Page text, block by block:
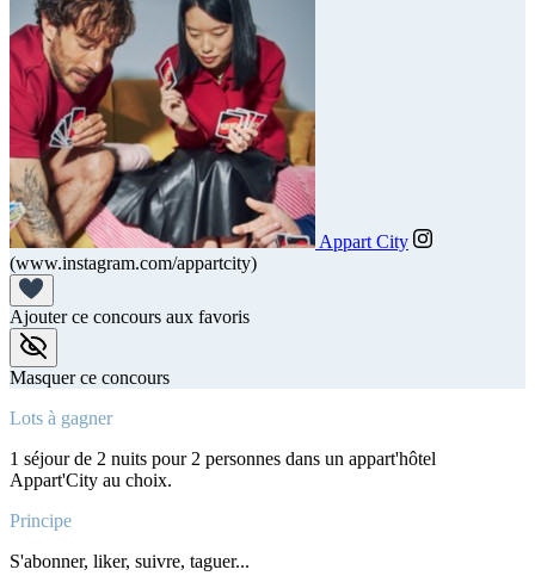
Appart City
(www.instagram.com/appartcity)
Ajouter ce concours aux favoris
Masquer ce concours
Lots à gagner
1 séjour de 2 nuits pour 2 personnes dans un appart'hôtel
Appart'City au choix.
Principe
S'abonner, liker, suivre, taguer...